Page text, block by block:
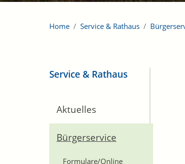
Home Service & Rathaus
Service & Rathaus
Aktuelles
Bürgerservice
Formulare/Online